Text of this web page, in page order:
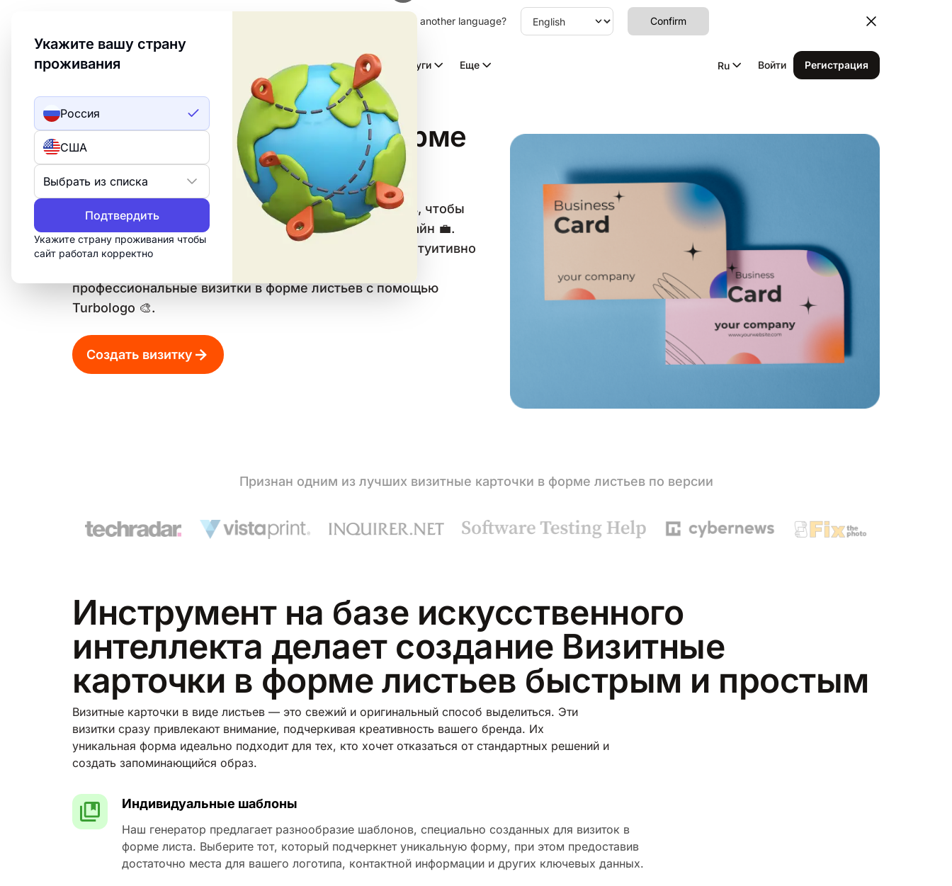
Укажите вашу страну
проживания
Россия
США
Выбрать из списка
Подтвердить
Укажите страну проживания чтобы
сайт работал корректно
Welcome to Turbologo! This page is available in another language. Choose another language? Confirm
ИИ лого Видео с ИИ Услуги Еще Ru Войти Регистрация
Визитные карточки в форме
листьев
Используйте наш создатель визиток в форме листьев, чтобы
быстро создать и оформить уникальные визитки онлайн 💼.
Легко создавайте свои визитки с помощью нашего интуитивно
профессиональные визитки в форме листьев с помощью
Turbologo 🎨.
Создать визитку
Признан одним из лучших визитные карточки в форме листьев по версии
Инструмент на базе искусственного
интеллекта делает создание Визитные
карточки в форме листьев быстрым и простым
Визитные карточки в виде листьев — это свежий и оригинальный способ выделиться. Эти
визитки сразу привлекают внимание, подчеркивая креативность вашего бренда. Их
уникальная форма идеально подходит для тех, кто хочет отказаться от стандартных решений и
создать запоминающийся образ.
Индивидуальные шаблоны
Наш генератор предлагает разнообразие шаблонов, специально созданных для визиток в
форме листа. Выберите тот, который подчеркнет уникальную форму, при этом предоставив
достаточно места для вашего логотипа, контактной информации и других ключевых данных.